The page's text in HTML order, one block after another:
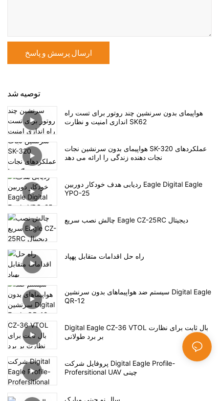
ارسال پرسش و پاسخ
توصیه شد
هواپیمای بدون سرنشین چند روتور برای تست راه
اندازی امنیت و نظارت SK62
هواپیمای بدون سرنشین نجات SK-320 عملکردهای
نجات دهنده زندگی را ارائه می دهد
ردیابی هدف خودکار دوربین Eagle Digital Eagle
YPO-25
چالش نصب سریع Eagle CZ-25RC دیجیتال
راه حل اقدامات متقابل پهپاد
سیستم ضد هواپیماهای بدون سرنشین Digital Eagle
QR-12
Digital Eagle CZ-36 VTOL بال ثابت برای نظارت
بر برد طولانی
پروفایل شرکت Digital Eagle Profile-
Profersitional UAV چینی
سال نو چینی مبارک